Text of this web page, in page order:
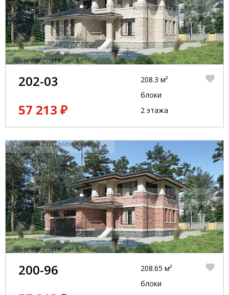
202-03
57 213 ₽
208.3 м²
блоки
2 этажа
200-96
208.65 м²
блоки